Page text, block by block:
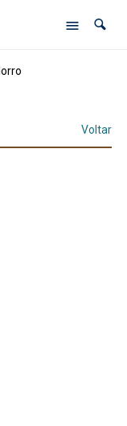
Voltar